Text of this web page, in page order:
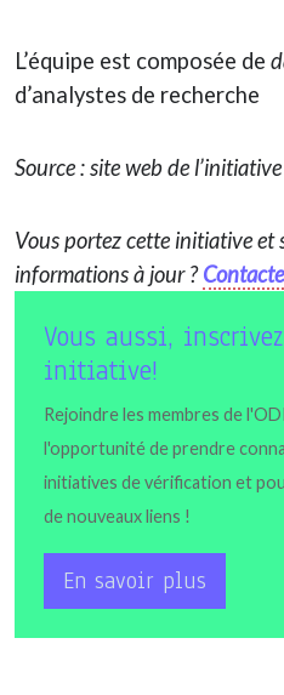
L’équipe est composée de
d’analystes de recherche
Source : site web de l’initiative
Vous portez cette initiative et
informations à jour ?
Vous aussi,
initiative!
Rejoindre les membres de
l'opportunité de prendre
initiatives de vérification et
de nouveaux liens !
En savoir plus